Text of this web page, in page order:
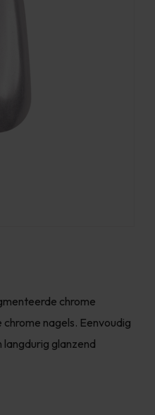
chrome
nagels. Eenvoudig
glanzend